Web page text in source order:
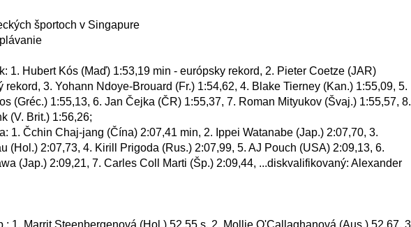
rekord, 3. Yohann Ndoye-Brouard (Fr.) 1:54,62, 4. Blake Tierney (Kan.) 1:55,09, 5.
(Gréc.) 1:55,13, 6. Jan Čejka (ČR) 1:55,37, 7. Roman Mityukov (Švaj.) 1:55,57, 8.
(V. Brit.) 1:56,26;
(Hol.) 2:07,73, 4. Kirill Prigoda (Rus.) 2:07,99, 5. AJ Pouch (USA) 2:09,13, 6.
(Jap.) 2:09,21, 7. Carles Coll Marti (Šp.) 2:09,44, ...diskvalifikovaný: Alexander